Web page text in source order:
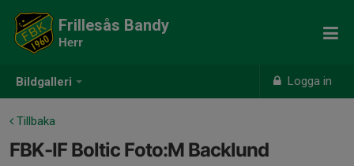
Bildgalleri Logga in
Frillesås Bandy
Herr
Tillbaka
FBK-IF Boltic Foto:M Backlund